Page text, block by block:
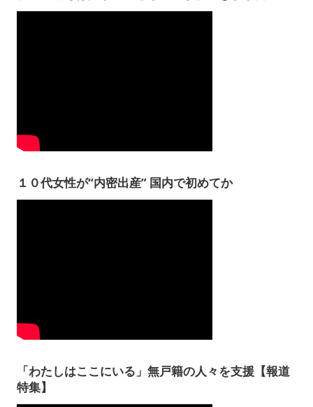
１０代女性が“内密出産” 国内で初めてか
「わたしはここにいる」無戸籍の人々を支援【報道
特集】